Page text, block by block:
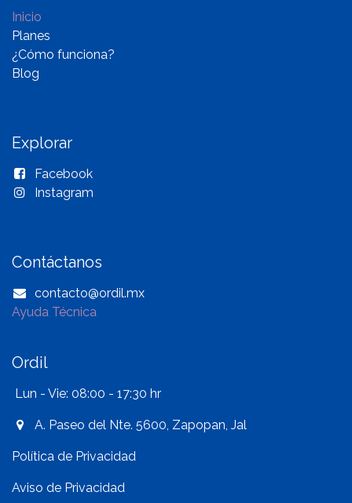
Inicio
Planes
¿Cómo funciona?
Blog
Explorar
Facebook
Instagram
Contáctanos
contacto@ordil.mx
Ayuda Técnica
Ordil
Lun - Vie: 08:00 - 17:30 hr
A. Paseo del Nte. 5600, Zapopan, Jal
Política de Privacidad
Aviso de Privacidad